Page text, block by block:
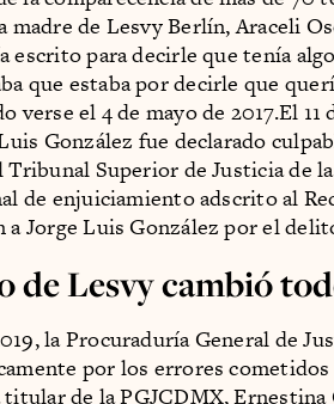
madre de Lesvy Berlín, Araceli
escrito para decirle que tenía
que estaba por decirle que
verse el 4 de mayo de 2017.El
González fue declarado
Superior de Justicia de
de enjuiciamiento adscrito al
a Jorge Luis González por el
de Lesvy cambió
la Procuraduría General de
por los errores
de la PGJCDMX,